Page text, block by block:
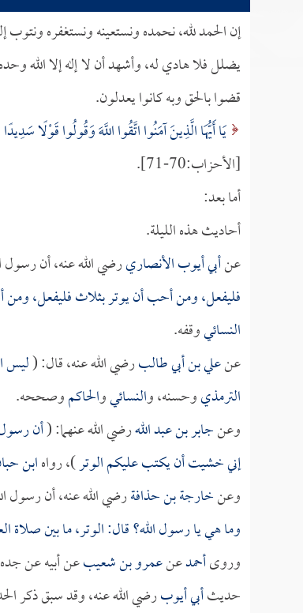
إن الحمد لله، نحمده ونستعينه ونستغفره ونتوب
يضلل فلا هادي له، وأشهد أن لا إله إلا الله
قضوا بالحق وبه كانوا يعدلون.
يَا أَيُّهَا الَّذِينَ آمَنُوا اتَّقُوا اللَّهَ وَقُولُوا قَوْلًا سَدِيدًا
[الأحزاب:70-71].
أما بعد:
أحاديث هذه الليلة.
عنأبي أيوب الأنصاريرضي الله عنه، أن رسول
فليفعل، ومن أحب أن يوتر بثلاث فليفعل،
النسائيوقفه.
عنعلي بن أبي طالبرضي الله عنه، قال: (ليس
الترمذيوحسنه، والنسائيوالحاكموصححه.
وعنجابر بن عبد اللهرضي الله عنهما: (أن
إني خشيت أن يكتب عليكم الوتر)، رواهابن
وعنخارجة بن حذافةرضي الله عنه، أن رسول
وما هي يا رسول الله؟ قال: الوتر، ما بين صلاة
وروىأحمدعنعمرو بن شعيبعن أبيه عن
حديثأبي أيوبرضي الله عنه، وقد سبق ذكر